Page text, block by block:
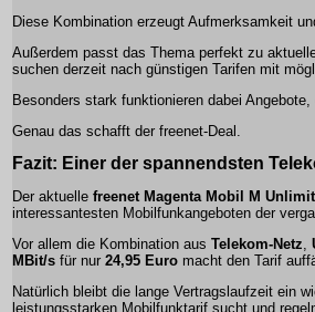
Diese Kombination erzeugt Aufmerksamkeit
Außerdem passt das Thema perfekt zu
suchen derzeit nach günstigen Tarifen mit
Besonders stark funktionieren dabei
Genau das schafft der freenet-Deal.
Fazit: Einer der spannendsten
Der aktuelle freenet Magenta Mobil M
interessantesten Mobilfunkangeboten der
Vor allem die Kombination aus Telekom-Netz
MBit/s für nur 24,95 Euro macht den Tarif
Natürlich bleibt die lange Vertragslaufzeit ein
leistungsstarken Mobilfunktarif sucht und